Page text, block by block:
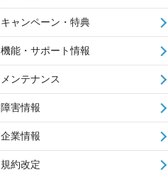
キャンペーン・特典
機能・サポート情報
メンテナンス
障害情報
企業情報
規約改定